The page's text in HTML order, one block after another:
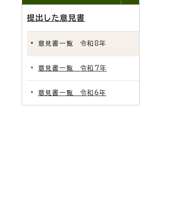
提出した意見書
意見書一覧 令和8年
意見書一覧 令和7年
意見書一覧 令和6年